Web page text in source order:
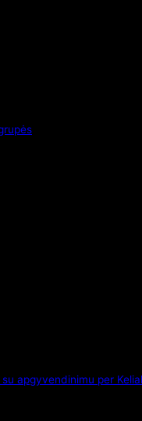
apgyvendinimu per